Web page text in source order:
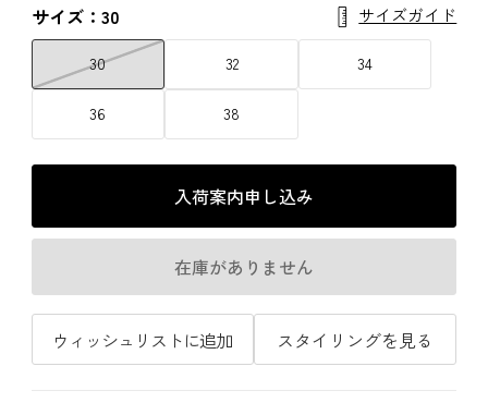
サイズ：30 サイズガイド
30 32 34
36 38
入荷案内申し込み
在庫がありません
ウィッシュリストに追加 スタイリングを見る